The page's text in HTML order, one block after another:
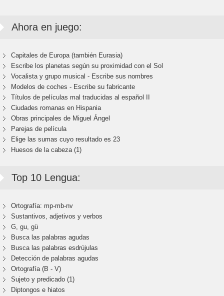
Ahora en juego:
Capitales de Europa (también Eurasia)
Escribe los planetas según su proximidad con el Sol
Vocalista y grupo musical - Escribe sus nombres
Modelos de coches - Escribe su fabricante
Títulos de películas mal traducidas al español II
Ciudades romanas en Hispania
Obras principales de Miguel Ángel
Parejas de película
Elige las sumas cuyo resultado es 23
Huesos de la cabeza (1)
Top 10 Lengua:
Ortografía: mp-mb-nv
Sustantivos, adjetivos y verbos
G, gu, gü
Busca las palabras agudas
Busca las palabras esdrújulas
Detección de palabras agudas
Ortografía (B - V)
Sujeto y predicado (1)
Diptongos e hiatos